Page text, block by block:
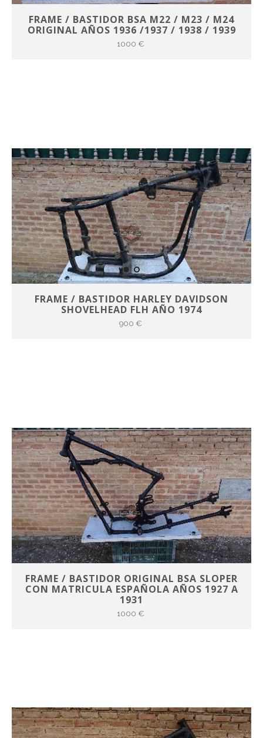
FRAME / BASTIDOR BSA M22 / M23 / M24
ORIGINAL AÑOS 1936 /1937 / 1938 / 1939
1000 €
FRAME / BASTIDOR HARLEY DAVIDSON
SHOVELHEAD FLH AÑO 1974
900 €
FRAME / BASTIDOR ORIGINAL BSA SLOPER
CON MATRICULA ESPAÑOLA AÑOS 1927 A
1931
1000 €